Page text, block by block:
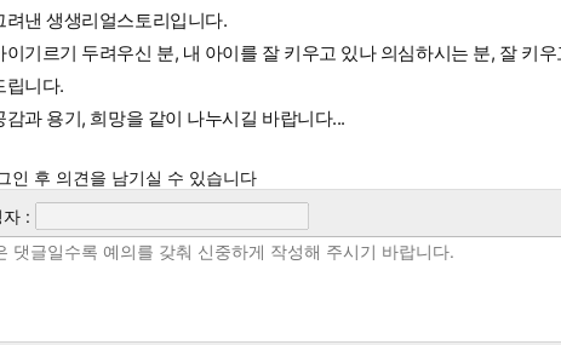
려낸 생생리얼스토리입니다.
이기르기 두려우신 분, 내 아이를 잘 키우고 있나 의심하시는 분, 잘 키
립니다.
감과 용기, 희망을 같이 나누시길 바랍니다...
인 후 의견을 남기실 수 있습니다
자 :